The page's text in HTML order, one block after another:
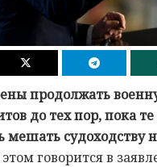
продолжать
до тех пор, пока
мешать судоходству
говорится в